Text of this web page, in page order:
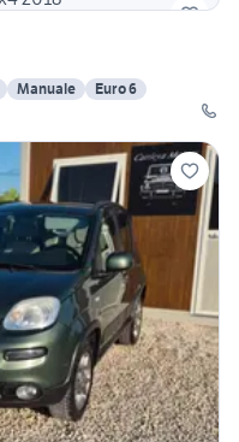
Manuale
Euro 6